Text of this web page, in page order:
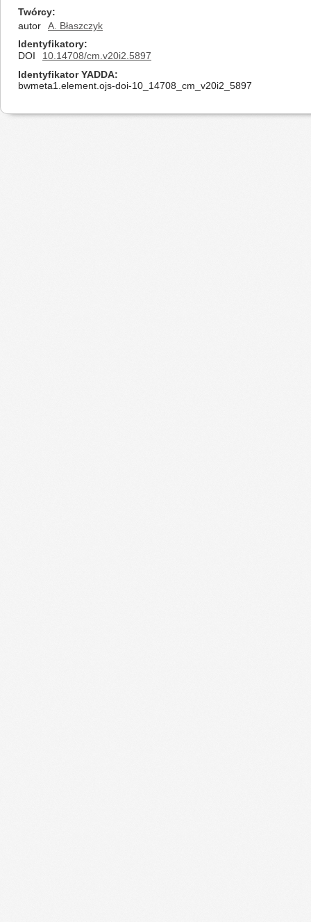
Twórcy
autor
A. Błaszczyk
Identyfikatory
DOI
10.14708/cm.v20i2.5897
Identyfikator YADDA
bwmeta1.element.ojs-doi-10_14708_cm_v20i2_5897